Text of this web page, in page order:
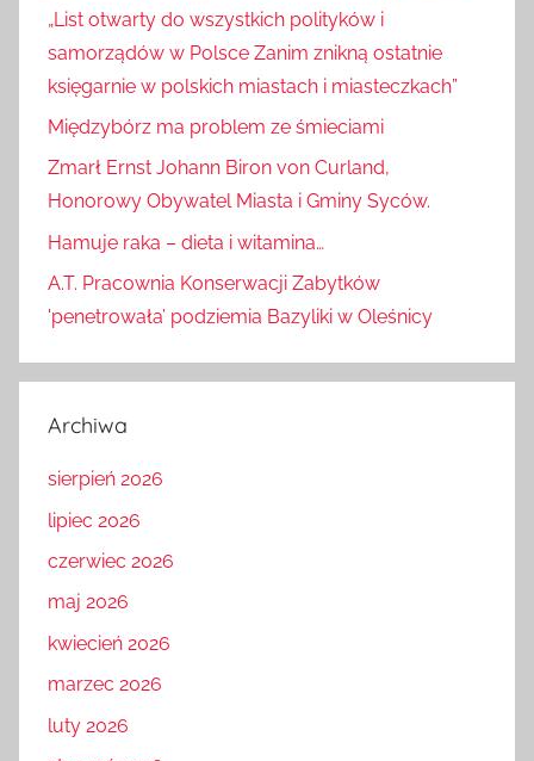
„List otwarty do wszystkich polityków i
samorządów w Polsce Zanim znikną ostatnie
księgarnie w polskich miastach i miasteczkach”
Międzybórz ma problem ze śmieciami
Zmarł Ernst Johann Biron von Curland,
Honorowy Obywatel Miasta i Gminy Syców.
Hamuje raka – dieta i witamina…
A.T. Pracownia Konserwacji Zabytków
'penetrowała’ podziemia Bazyliki w Oleśnicy
Archiwa
sierpień 2026
lipiec 2026
czerwiec 2026
maj 2026
kwiecień 2026
marzec 2026
luty 2026